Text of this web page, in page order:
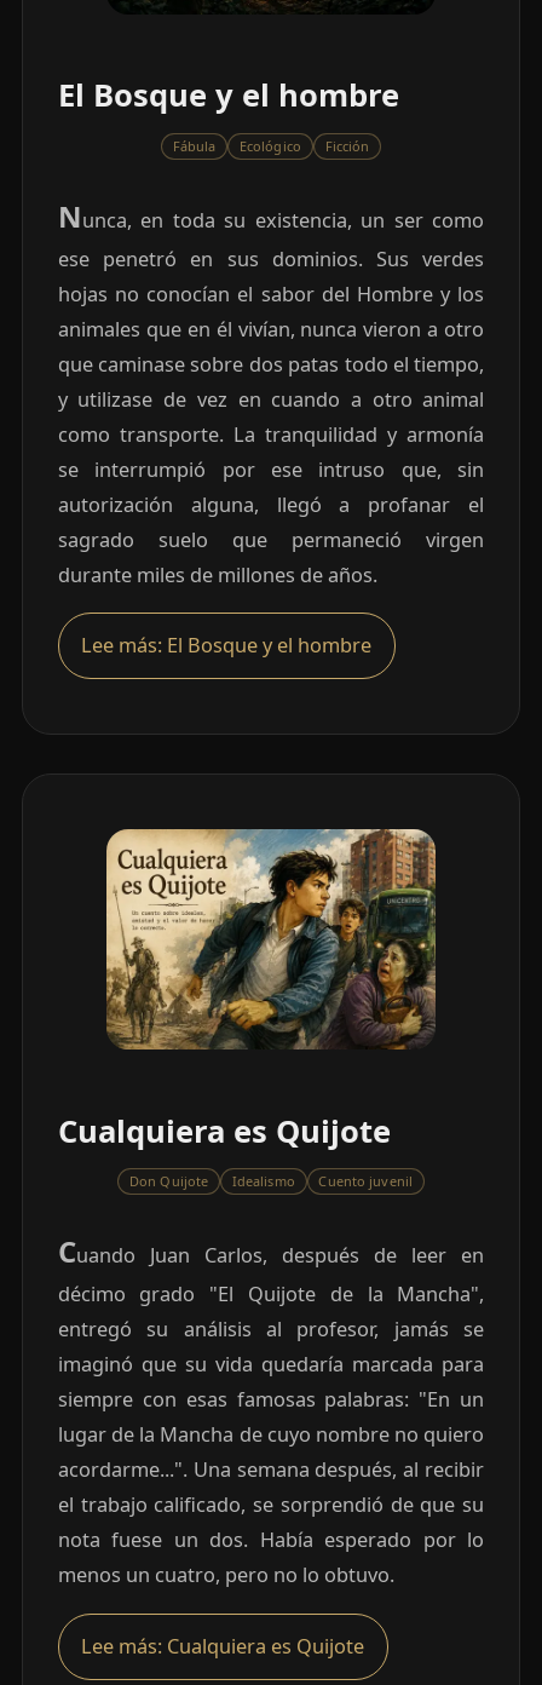
El Bosque y el hombre
Fábula Ecológico Ficción
Nunca, en toda su existencia, un ser como
ese penetró en sus dominios. Sus verdes
hojas no conocían el sabor del Hombre y los
animales que en él vivían, nunca vieron a otro
que caminase sobre dos patas todo el tiempo,
y utilizase de vez en cuando a otro animal
como transporte. La tranquilidad y armonía
se interrumpió por ese intruso que, sin
autorización alguna, llegó a profanar el
sagrado suelo que permaneció virgen
durante miles de millones de años.
Lee más: El Bosque y el hombre
Cualquiera es Quijote
Don Quijote Idealismo Cuento juvenil
Cuando Juan Carlos, después de leer en
décimo grado "El Quijote de la Mancha",
entregó su análisis al profesor, jamás se
imaginó que su vida quedaría marcada para
siempre con esas famosas palabras: "En un
lugar de la Mancha de cuyo nombre no quiero
acordarme...". Una semana después, al recibir
el trabajo calificado, se sorprendió de que su
nota fuese un dos. Había esperado por lo
menos un cuatro, pero no lo obtuvo.
Lee más: Cualquiera es Quijote